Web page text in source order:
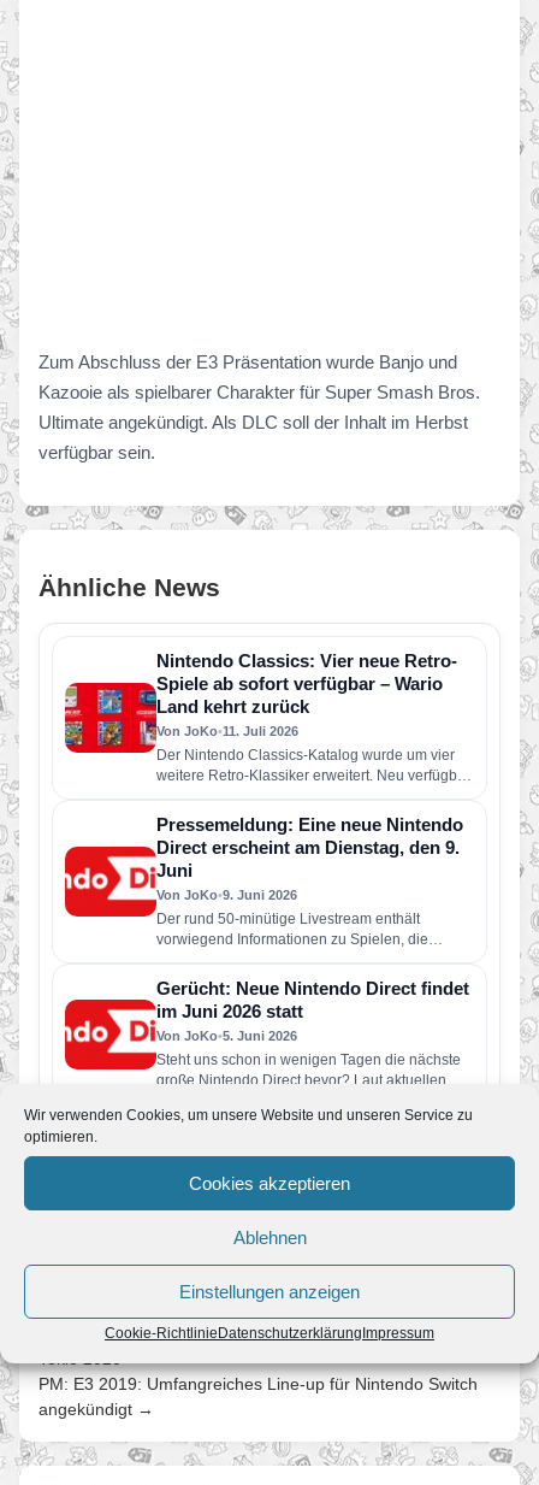
Wir verwenden Cookies, um unsere Website und unseren Service zu
optimieren.
Cookies akzeptieren
Ablehnen
Einstellungen anzeigen
Cookie-Richtlinie Datenschutzerklärung Impressum
Zum Abschluss der E3 Präsentation wurde Banjo und
Kazooie als spielbarer Charakter für Super Smash Bros.
Ultimate angekündigt. Als DLC soll der Inhalt im Herbst
verfügbar sein.
Ähnliche News
Nintendo Classics: Vier neue Retro-
Spiele ab sofort verfügbar – Wario
Land kehrt zurück
Von JoKo•11. Juli 2026
Der Nintendo Classics-Katalog wurde um vier
weitere Retro-Klassiker erweitert. Neu verfügbar
sind die folgenden Spiele: Wario Land: Super…
Pressemeldung: Eine neue Nintendo
Direct erscheint am Dienstag, den 9.
Juni
Von JoKo•9. Juni 2026
Der rund 50-minütige Livestream enthält
vorwiegend Informationen zu Spielen, die
dieses Jahr für Nintendo Switch 2 und Nintendo
Switch erscheinen…
Gerücht: Neue Nintendo Direct findet
im Juni 2026 statt
Von JoKo•5. Juni 2026
Steht uns schon in wenigen Tagen die nächste
große Nintendo Direct bevor? Laut aktuellen
Super Mario Galaxy und was Fans in
den nächsten Jahren erwartet
Von JoKo 8. April 2026
Mario Galaxy nicht. Erschienen im November…
← E3 2019 // Mario & Sonic bei den Olympischen Spielen
PM: E3 2019: Umfangreiches Line-up für Nintendo Switch
angekündigt →